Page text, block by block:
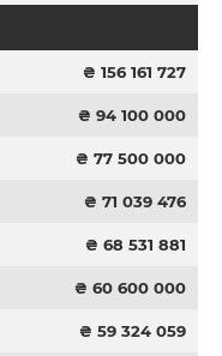
₴ 156 161 727
₴ 94 100 000
₴ 77 500 000
₴ 71 039 476
₴ 68 531 881
₴ 60 600 000
₴ 59 324 059